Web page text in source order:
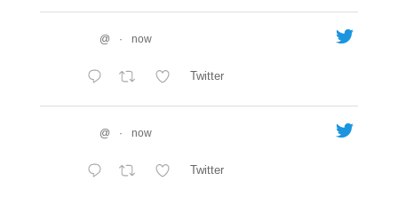
@ · now
Twitter
@ · now
Twitter